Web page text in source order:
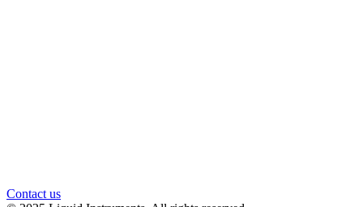
Contact us